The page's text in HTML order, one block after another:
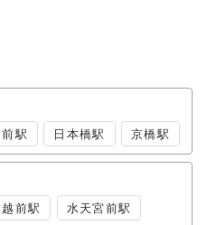
駅 日本橋駅 京橋駅
前駅 水天宮前駅